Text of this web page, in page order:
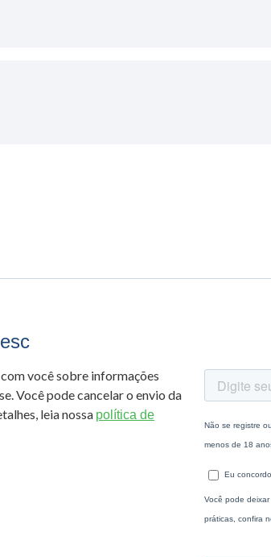
você sobre informações
Você pode cancelar o envio da
leia nossa política de